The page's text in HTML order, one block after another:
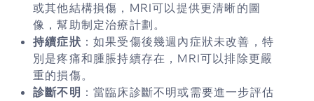
或其他結構損傷，MRI可以提供更清晰的圖
像，幫助制定治療計劃。
持續症狀 ：如果受傷後幾週內症狀未改善，特
別是疼痛和腫脹持續存在，MRI可以排除更嚴
重的損傷。
診斷不明 ：當臨床診斷不明或需要進一步評估